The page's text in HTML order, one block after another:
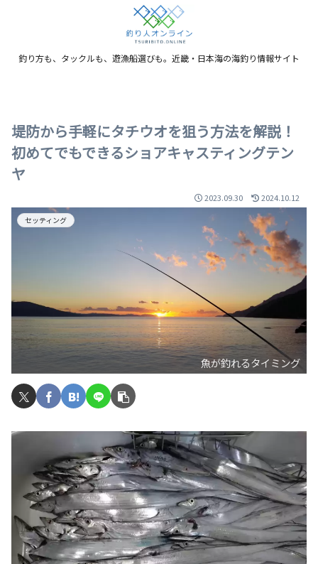
釣り方も、タックルも、遊漁船選びも。近畿・日本海の海釣り情報サイト
堤防から手軽にタチウオを狙う方法を解説！
初めてでもできるショアキャスティングテン
ヤ
2023.09.30 2024.10.12
セッティング
魚が釣れるタイミング